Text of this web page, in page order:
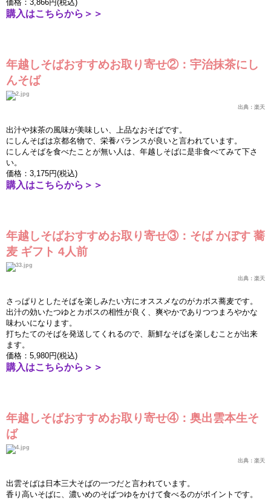
価格： 3,866円(税込)
購入はこちらから＞＞
年越しそばおすすめお取り寄せ②：宇治抹茶にし
んそば
出典： 楽天
出汁や抹茶の風味が美味しい、上品なおそばです。
にしんそばは京都名物で、 栄養バランスが良いと言われています。
にしんそばを食べたことが無い人は、年越しそばに是非食べてみて下さ
い。
価格： 3,175円(税込)
購入はこちらから＞＞
年越しそばおすすめお取り寄せ③：そば かぼす 蕎
麦 ギフト 4人前
出典： 楽天
さっぱりとしたそばを楽しみたい方にオススメなのがカボス蕎麦です。
出汁の効いたつゆとカボスの相性が良く、爽やかでありつつまろやかな
味わいになります。
打ちたてのそばを発送してくれるので、新鮮なそばを楽しむことが出来
ます。
価格： 5,980円(税込)
購入はこちらから＞＞
年越しそばおすすめお取り寄せ④： 奥出雲本生そ
ば
出典： 楽天
出雲そばは日本三大そばの一つだと言われています。
香り高いそばに、濃いめのそばつゆをかけて食べるのがポイントです。